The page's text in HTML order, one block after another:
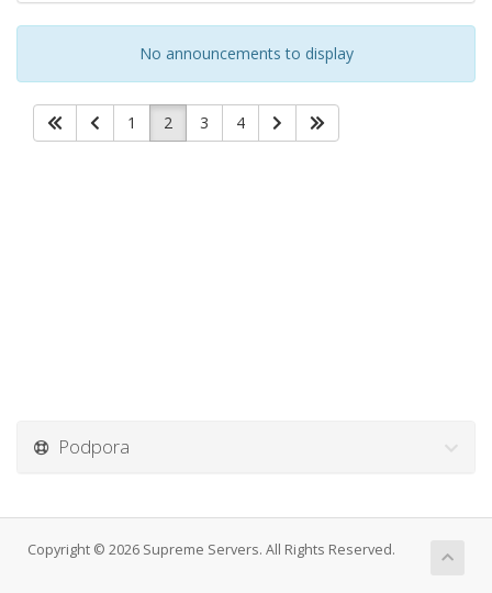
No announcements to display
1 2 3 4
Podpora
Copyright © 2026 Supreme Servers. All Rights Reserved.